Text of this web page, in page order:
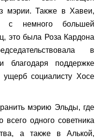
мэрии. Также в Хавеи,
с немного большей
это была Роза Кардона
в
благодаря поддержке
социалисту Хосе
мэрию Эльды, где
одного советника
а также в Алькой,